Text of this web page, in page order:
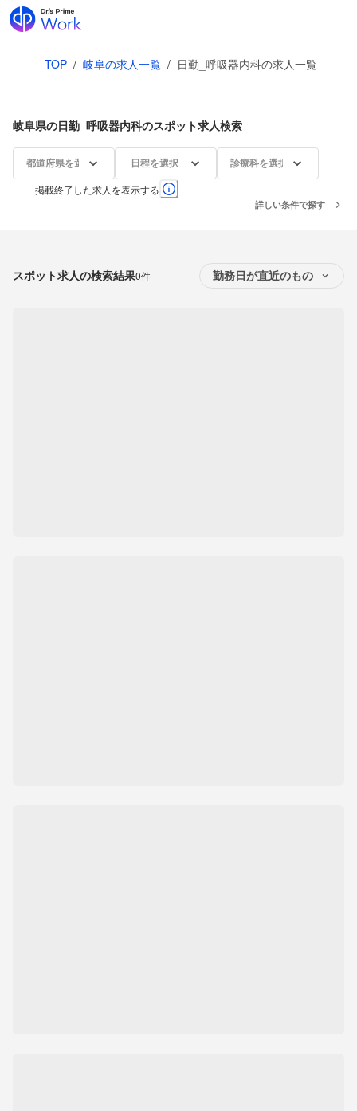
TOP / 岐阜の求人一覧 / 日勤_呼吸器内科の求人一覧
岐阜県の日勤_呼吸器内科のスポット求人検索
都道府県を選択 日程を選択 診療科を選択
掲載終了した求人を表示する
詳しい条件で探す
スポット求人の検索結果0件 勤務日が直近のもの